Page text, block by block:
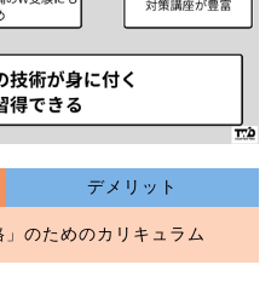
デメリット
のためのカリキュラム